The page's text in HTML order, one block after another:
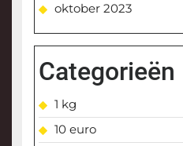
oktober 2023
Categorieën
1 kg
10 euro